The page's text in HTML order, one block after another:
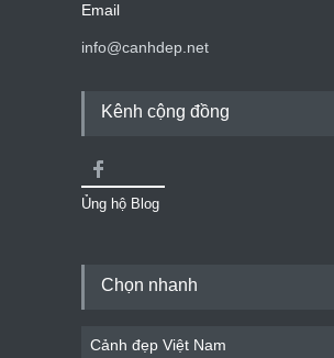
Email
info@canhdep.net
Kênh cộng đồng
Ủng hộ Blog
Chọn nhanh
Cảnh đẹp Việt Nam